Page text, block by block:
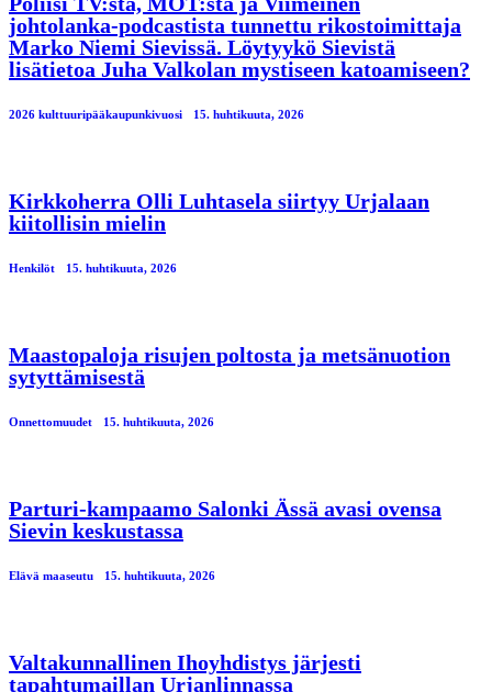
johtolanka-podcastista tunnettu rikostoimittaja
Marko Niemi Sievissä. Löytyykö Sievistä
lisätietoa Juha Valkolan mystiseen katoamiseen?
2026 kulttuuripääkaupunkivuosi 15. huhtikuuta, 2026
Kirkkoherra Olli Luhtasela siirtyy Urjalaan
kiitollisin mielin
Henkilöt 15. huhtikuuta, 2026
Maastopaloja risujen poltosta ja metsänuotion
sytyttämisestä
Onnettomuudet 15. huhtikuuta, 2026
Parturi-kampaamo Salonki Ässä avasi ovensa
Sievin keskustassa
Elävä maaseutu 15. huhtikuuta, 2026
Valtakunnallinen Ihoyhdistys järjesti
tapahtumaillan Urjanlinnassa